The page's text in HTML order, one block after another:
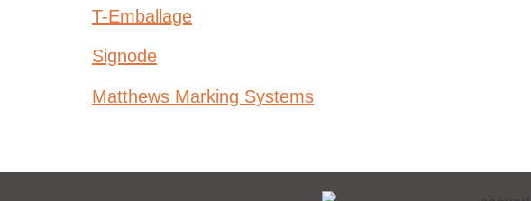
T-Emballage
Signode
Matthews Marking Systems